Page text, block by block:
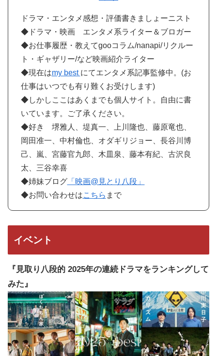
ドラマ・エンタメ感想・評価書きましょーニスト
◆ドラマ・映画 エンタメ系ライター＆ブロガー
◆お仕事履歴・教えてgooコラム/nanapi/リクルー
ト・ギャザリー/など映画紹介ライター
◆現在はmy best にてエンタメ系記事監修中。(お
仕事はいつでも有り難くお受けします)
◆しかしここはあくまでも個人サイト。自由に書
いています。ご了承ください。
◆好き 堺雅人、堤真一、上川隆也、藤原竜也、
岡田准一、中村倫也、オダギリジョー、長谷川博
己、嵐、宮藤官九郎、木皿泉、藤本有紀、古沢良
太、三谷幸喜
◆姉妹ブログ「映画@見とり八段」
◆お問い合わせはこちら まで
イベント
『見取り八段的 2025年の連続ドラマをランキングして
みた』